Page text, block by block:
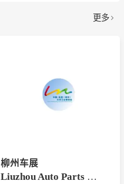
更多
柳州车展
Liuzhou Auto Parts Exhibition